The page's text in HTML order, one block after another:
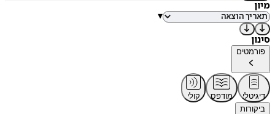
מיון
▾
סינון
פורמטים
דיגיטלי מודפס
קולי
ביקורות